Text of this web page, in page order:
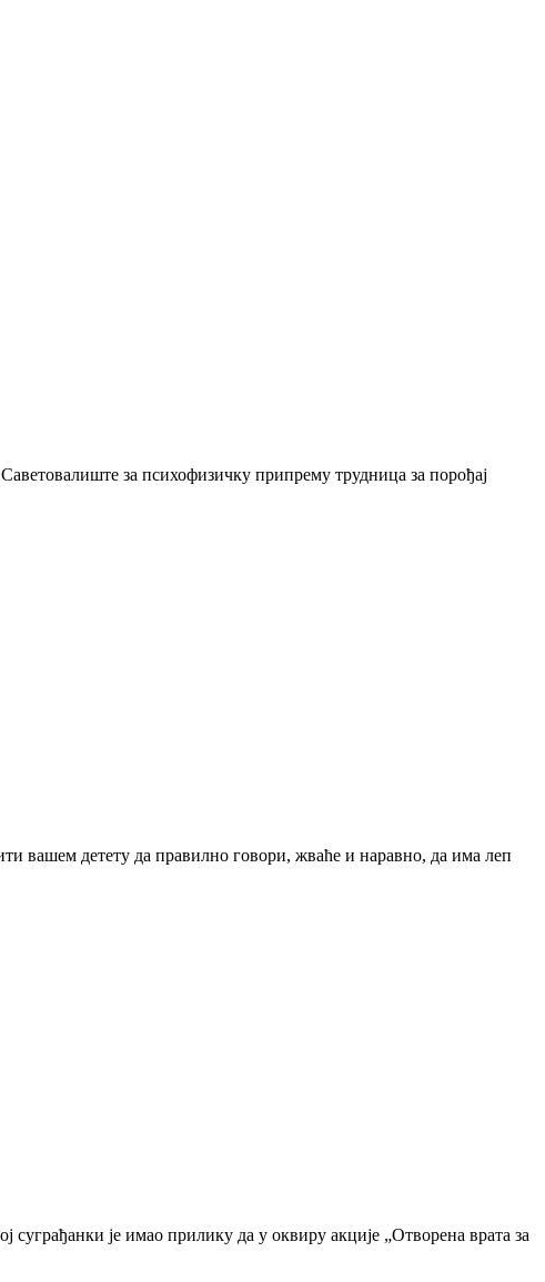
за психофизичку припрему трудница за порођај
вашем детету да правилно говори, жваће и наравно, да има леп
је имао прилику да у оквиру акције „Отворена врата за